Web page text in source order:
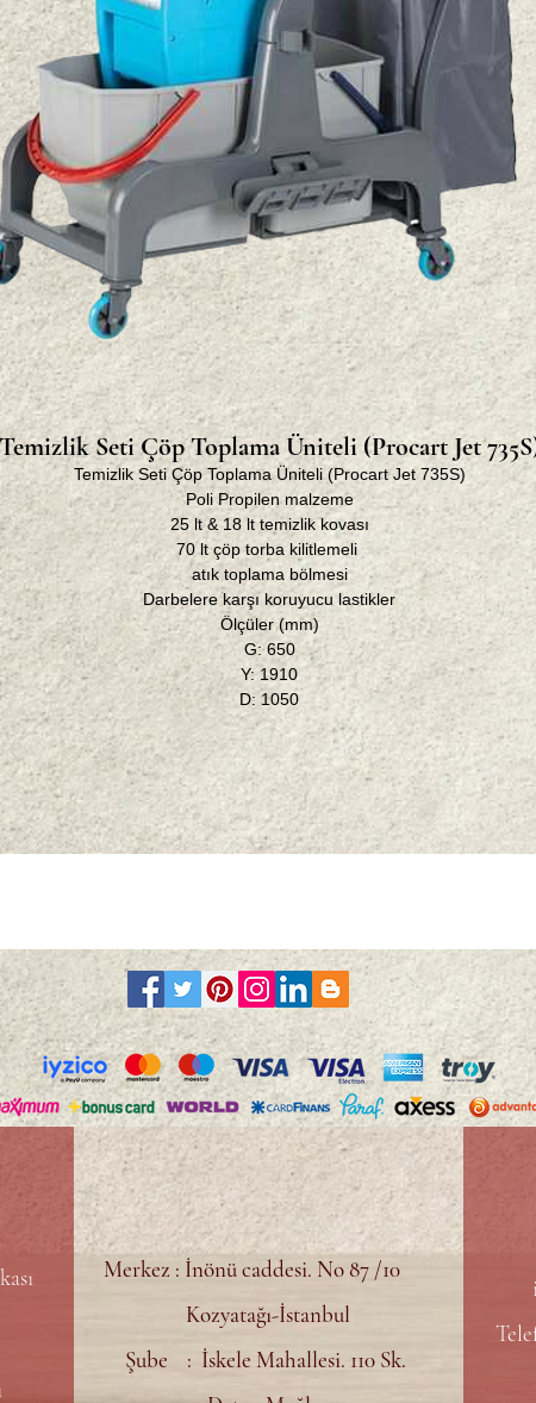
Temizlik Seti Çöp Toplama Üniteli (Procart Jet
Temizlik Seti Çöp Toplama Üniteli (Procart Jet 735S)
Poli Propilen malzeme
25 lt & 18 lt temizlik kovası
70 lt çöp torba kilitlemeli
atık toplama bölmesi
Darbelere karşı koruyucu lastikler
Ölçüler (mm)
G: 650
Y: 1910
D: 1050
Merkez : İnönü caddesi. No 87 /10
Kozyatağı-İstanbul
Şube : İskele Mahallesi. 110 Sk.